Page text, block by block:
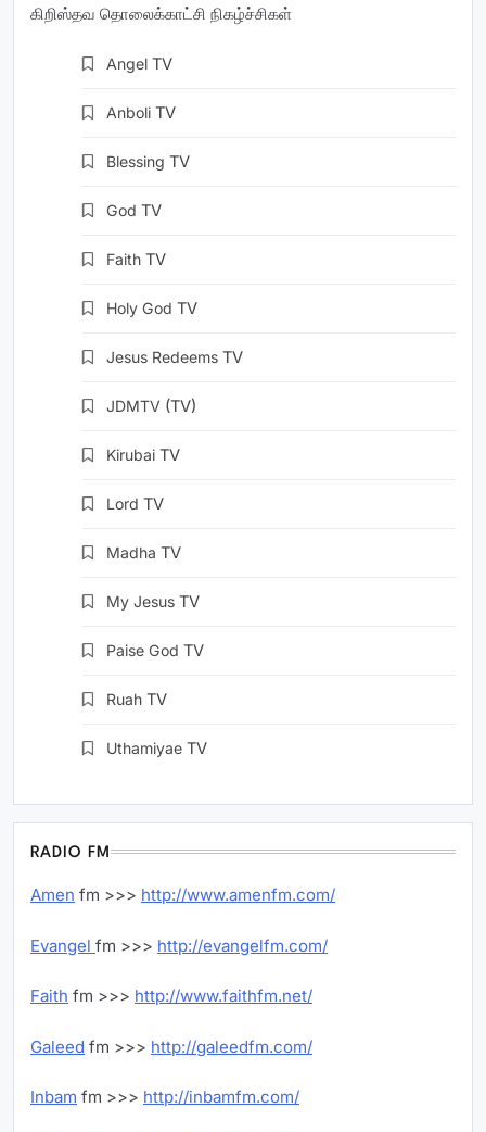
கிறிஸ்தவ தொலைக்காட்சி நிகழ்ச்சிகள்
Angel TV
Anboli TV
Blessing TV
God TV
Faith TV
Holy God TV
Jesus Redeems TV
JDMTV (TV)
Kirubai TV
Lord TV
Madha TV
My Jesus TV
Paise God TV
Ruah TV
Uthamiyae TV
RADIO FM
Amen fm >>> http://www.amenfm.com/
Evangel fm >>> http://evangelfm.com/
Faith fm >>> http://www.faithfm.net/
Galeed fm >>> http://galeedfm.com/
Inbam fm >>> http://inbamfm.com/